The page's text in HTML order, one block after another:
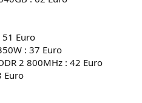
51 Euro
: 37 Euro
2 800MHz : 42 Euro
Euro